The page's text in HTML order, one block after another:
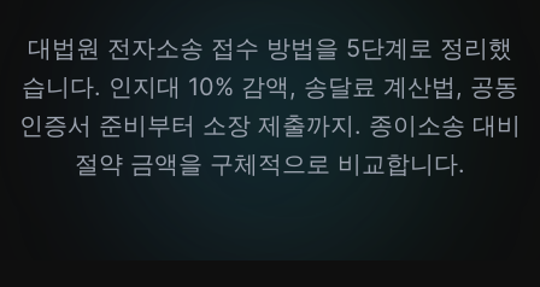
대법원 전자소송 접수 방법을 5단계로 정리했
습니다. 인지대 10% 감액, 송달료 계산법, 공동
인증서 준비부터 소장 제출까지. 종이소송 대비
절약 금액을 구체적으로 비교합니다.